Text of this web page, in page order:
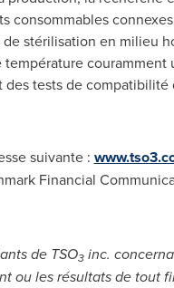
consommables
stérilisation en milieu
couramment
tests de compatibilité
suivante :
Financial
de TSO3inc.
ou les résultats de tout